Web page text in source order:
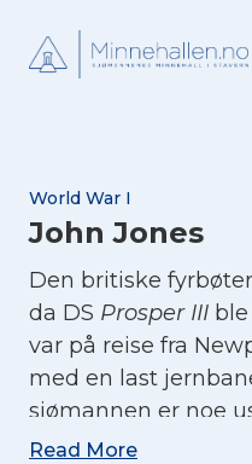
World War I
John Jones
Den britiske
da DS Prosper III
var på reise fra
med en last
sjømannen er noe
omkomne ble
Read More